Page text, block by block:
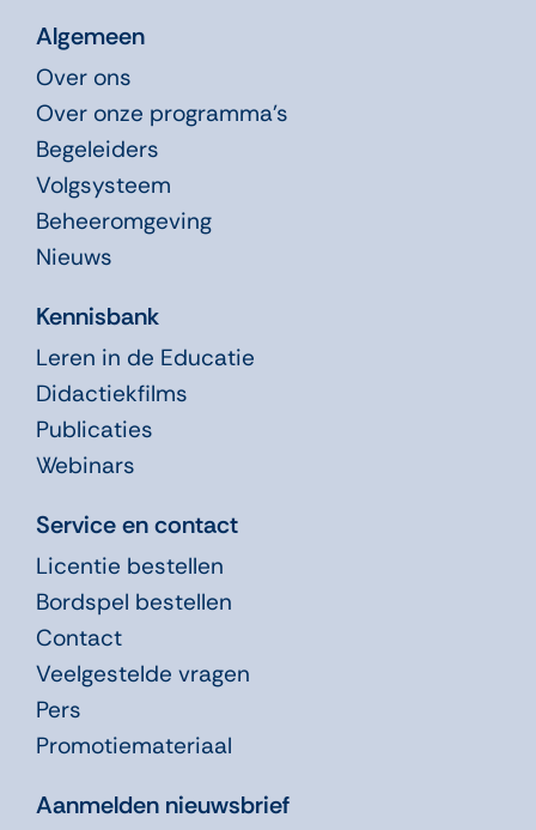
Algemeen
Over ons
Over onze programma’s
Begeleiders
Volgsysteem
Beheeromgeving
Nieuws
Kennisbank
Leren in de Educatie
Didactiekfilms
Publicaties
Webinars
Service en contact
Licentie bestellen
Bordspel bestellen
Contact
Veelgestelde vragen
Pers
Promotiemateriaal
Aanmelden nieuwsbrief